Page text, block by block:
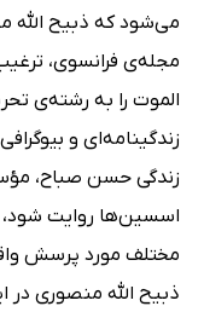
می‌شود که ذبیح الله
مجله‌ی فرانسوی،
الموت را به رشته‌ی
زندگینامه‌ای و
زندگی حسن صباح،
اسسین‌ها روایت شود،
مختلف مورد پرسش
ذبیح الله منصوری در